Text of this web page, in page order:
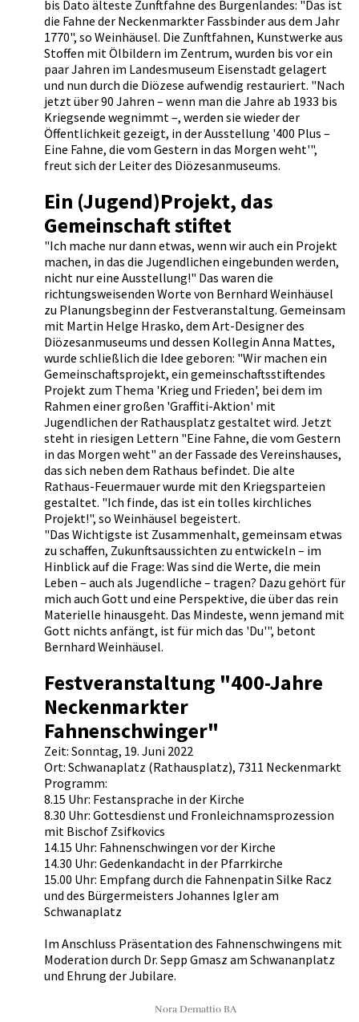
bis Dato älteste Zunftfahne des Burgenlandes: "Das ist
die Fahne der Neckenmarkter Fassbinder aus dem Jahr
1770", so Weinhäusel. Die Zunftfahnen, Kunstwerke aus
Stoffen mit Ölbildern im Zentrum, wurden bis vor ein
paar Jahren im Landesmuseum Eisenstadt gelagert
und nun durch die Diözese aufwendig restauriert. "Nach
jetzt über 90 Jahren – wenn man die Jahre ab 1933 bis
Kriegsende wegnimmt –, werden sie wieder der
Öffentlichkeit gezeigt, in der Ausstellung '400 Plus –
Eine Fahne, die vom Gestern in das Morgen weht'",
freut sich der Leiter des Diözesanmuseums.
Ein (Jugend)Projekt, das
Gemeinschaft stiftet
"Ich mache nur dann etwas, wenn wir auch ein Projekt
machen, in das die Jugendlichen eingebunden werden,
nicht nur eine Ausstellung!" Das waren die
richtungsweisenden Worte von Bernhard Weinhäusel
zu Planungsbeginn der Festveranstaltung. Gemeinsam
mit Martin Helge Hrasko, dem Art-Designer des
Diözesanmuseums und dessen Kollegin Anna Mattes,
wurde schließlich die Idee geboren: "Wir machen ein
Gemeinschaftsprojekt, ein gemeinschaftsstiftendes
Projekt zum Thema 'Krieg und Frieden', bei dem im
Rahmen einer großen 'Graffiti-Aktion' mit
Jugendlichen der Rathausplatz gestaltet wird. Jetzt
steht in riesigen Lettern "Eine Fahne, die vom Gestern
in das Morgen weht" an der Fassade des Vereinshauses,
das sich neben dem Rathaus befindet. Die alte
Rathaus-Feuermauer wurde mit den Kriegsparteien
gestaltet. "Ich finde, das ist ein tolles kirchliches
Projekt!", so Weinhäusel begeistert.
"Das Wichtigste ist Zusammenhalt, gemeinsam etwas
zu schaffen, Zukunftsaussichten zu entwickeln – im
Hinblick auf die Frage: Was sind die Werte, die mein
Leben – auch als Jugendliche – tragen? Dazu gehört für
mich auch Gott und eine Perspektive, die über das rein
Materielle hinausgeht. Das Mindeste, wenn jemand mit
Gott nichts anfängt, ist für mich das 'Du'", betont
Bernhard Weinhäusel.
Festveranstaltung "400-Jahre
Neckenmarkter
Fahnenschwinger"
Zeit: Sonntag, 19. Juni 2022
Ort: Schwanaplatz (Rathausplatz), 7311 Neckenmarkt
Programm:
8.15 Uhr: Festansprache in der Kirche
8.30 Uhr: Gottesdienst und Fronleichnamsprozession
mit Bischof Zsifkovics
14.15 Uhr: Fahnenschwingen vor der Kirche
14.30 Uhr: Gedenkandacht in der Pfarrkirche
15.00 Uhr: Empfang durch die Fahnenpatin Silke Racz
und des Bürgermeisters Johannes Igler am
Schwanaplatz
Im Anschluss Präsentation des Fahnenschwingens mit
Moderation durch Dr. Sepp Gmasz am Schwananplatz
und Ehrung der Jubilare.
Nora Demattio BA